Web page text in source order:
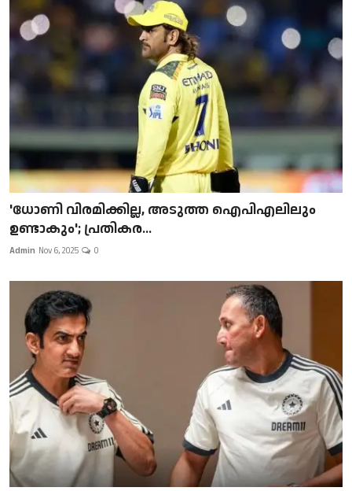
'ധോണി വിരമിക്കില്ല, അടുത്ത ഐപിഎലിലും
ഉണ്ടാകും'; പ്രതികര...
Admin Nov 6, 2025 0